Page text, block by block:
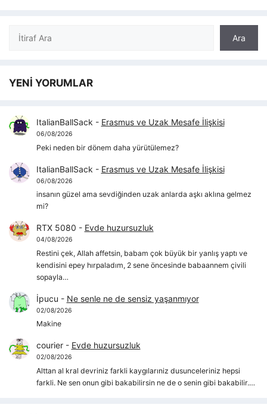
Ara
Ara
YENİ YORUMLAR
ItalianBallSack - Erasmus ve Uzak Mesafe İlişkisi
06/08/2026
Peki neden bir dönem daha yürütülemez?
ItalianBallSack - Erasmus ve Uzak Mesafe İlişkisi
06/08/2026
insanın güzel ama sevdiğinden uzak anlarda aşkı aklına gelmez
mi?
RTX 5080 - Evde huzursuzluk
04/08/2026
Restini çek, Allah affetsin, babam çok büyük bir yanlış yaptı ve
kendisini epey hırpaladım, 2 sene öncesinde babaannem çivili
sopayla…
İpucu - Ne senle ne de sensiz yaşanmıyor
02/08/2026
Makine
courier- Evde huzursuzluk
02/08/2026
Alttan al kral devriniz farkli kaygılarıniz dusunceleriniz hepsi
farkli. Ne sen onun gibi bakabilirsin ne de o senin gibi bakabilir.…